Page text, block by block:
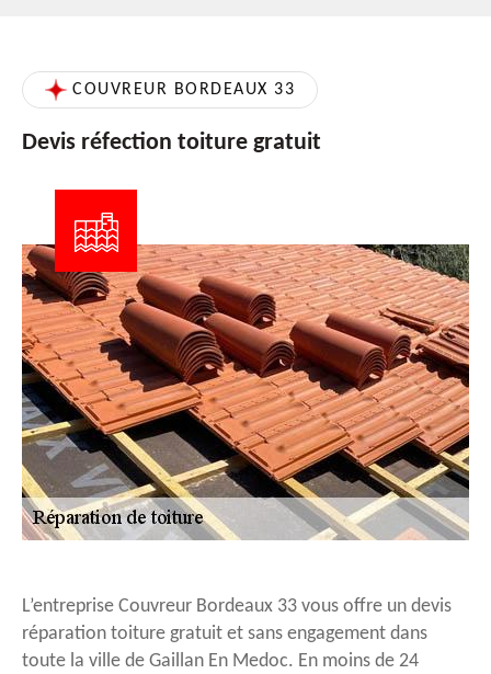
COUVREUR BORDEAUX 33
Devis réfection toiture gratuit
L’entreprise Couvreur Bordeaux 33 vous offre un devis
réparation toiture gratuit et sans engagement dans
toute la ville de Gaillan En Medoc. En moins de 24